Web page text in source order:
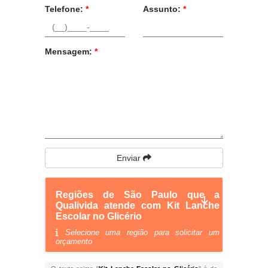
Telefone: * Assunto: *
Mensagem: *
Enviar
Regiões de São Paulo que a
Qualivida atende com Kit Lanche
Escolar no Glicério
Selecione uma região para solicitar um
orçamento